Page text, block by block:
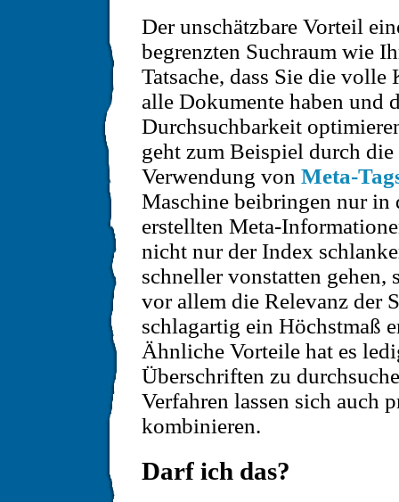
Der unschätzbare Vorteil
begrenzten Suchraum wie
Tatsache, dass Sie die
alle Dokumente haben und
Durchsuchbarkeit
geht zum Beispiel durch die
Verwendung von Meta-
Maschine beibringen nur in
erstellten Meta-
nicht nur der Index
schneller vonstatten gehen,
vor allem die Relevanz der
schlagartig ein Höchstmaß
Ähnliche Vorteile hat es
Überschriften zu
Verfahren lassen sich auch
kombinieren.
Darf ich das?